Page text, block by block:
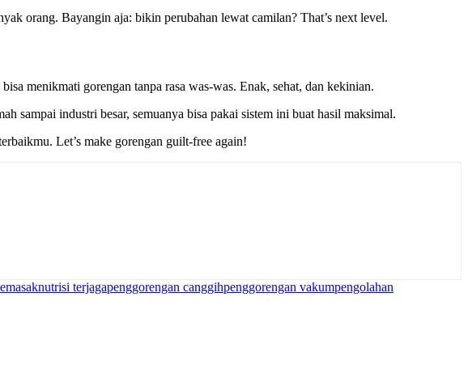
orang. Bayangin aja: bikin perubahan lewat camilan? That’s next level.
menikmati gorengan tanpa rasa was-was. Enak, sehat, dan kekinian.
sampai industri besar, semuanya bisa pakai sistem ini buat hasil maksimal.
Let’s make gorengan guilt-free again!
nutrisi terjagapenggorengan canggihpenggorengan vakumpengolahan